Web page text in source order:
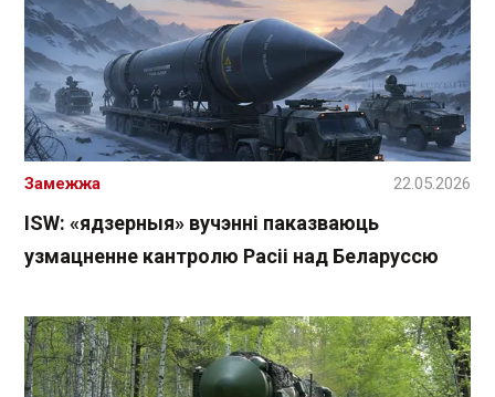
ISW: «ядзерныя» вучэнні паказваюць
узмацненне кантролю Расіі над Беларуссю
Замежжа 22.05.2026